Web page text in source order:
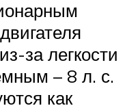
за легкости
– 8 л. с.
как